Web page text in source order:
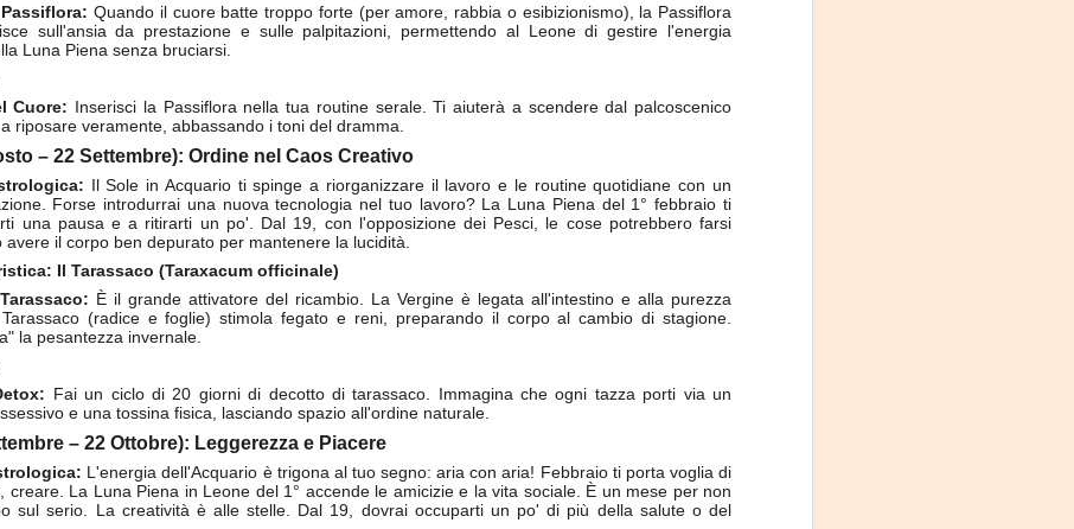
Quando il cuore batte troppo forte (per amore, rabbia o esibizionismo), la Passiflora
sull'ansia da prestazione e sulle palpitazioni, permettendo al Leone di gestire l'energia
Luna Piena senza bruciarsi.
Cuore: Inserisci la Passiflora nella tua routine serale. Ti aiuterà a scendere dal palcoscenico
riposare veramente, abbassando i toni del dramma.
– 22 Settembre): Ordine nel Caos Creativo
Il Sole in Acquario ti spinge a riorganizzare il lavoro e le routine quotidiane con un
Forse introdurrai una nuova tecnologia nel tuo lavoro? La Luna Piena del 1° febbraio ti
una pausa e a ritirarti un po'. Dal 19, con l'opposizione dei Pesci, le cose potrebbero farsi
avere il corpo ben depurato per mantenere la lucidità.
Il Tarassaco (Taraxacum officinale)
È il grande attivatore del ricambio. La Vergine è legata all'intestino e alla purezza
(radice e foglie) stimola fegato e reni, preparando il corpo al cambio di stagione.
la pesantezza invernale.
Fai un ciclo di 20 giorni di decotto di tarassaco. Immagina che ogni tazza porti via un
e una tossina fisica, lasciando spazio all'ordine naturale.
– 22 Ottobre): Leggerezza e Piacere
L'energia dell'Acquario è trigona al tuo segno: aria con aria! Febbraio ti porta voglia di
creare. La Luna Piena in Leone del 1° accende le amicizie e la vita sociale. È un mese per non
sul serio. La creatività è alle stelle. Dal 19, dovrai occuparti un po' di più della salute o del
JUN
5
Game of the day 5018 Thing bounces back (シング・
バウンシズ・バック)
Graphics 1987
Ivan Paduano @2010 All rights reserved
4
(テセウス)
-ASCII Cooperation 1984
Ivan Paduano @2010 All rights reserved